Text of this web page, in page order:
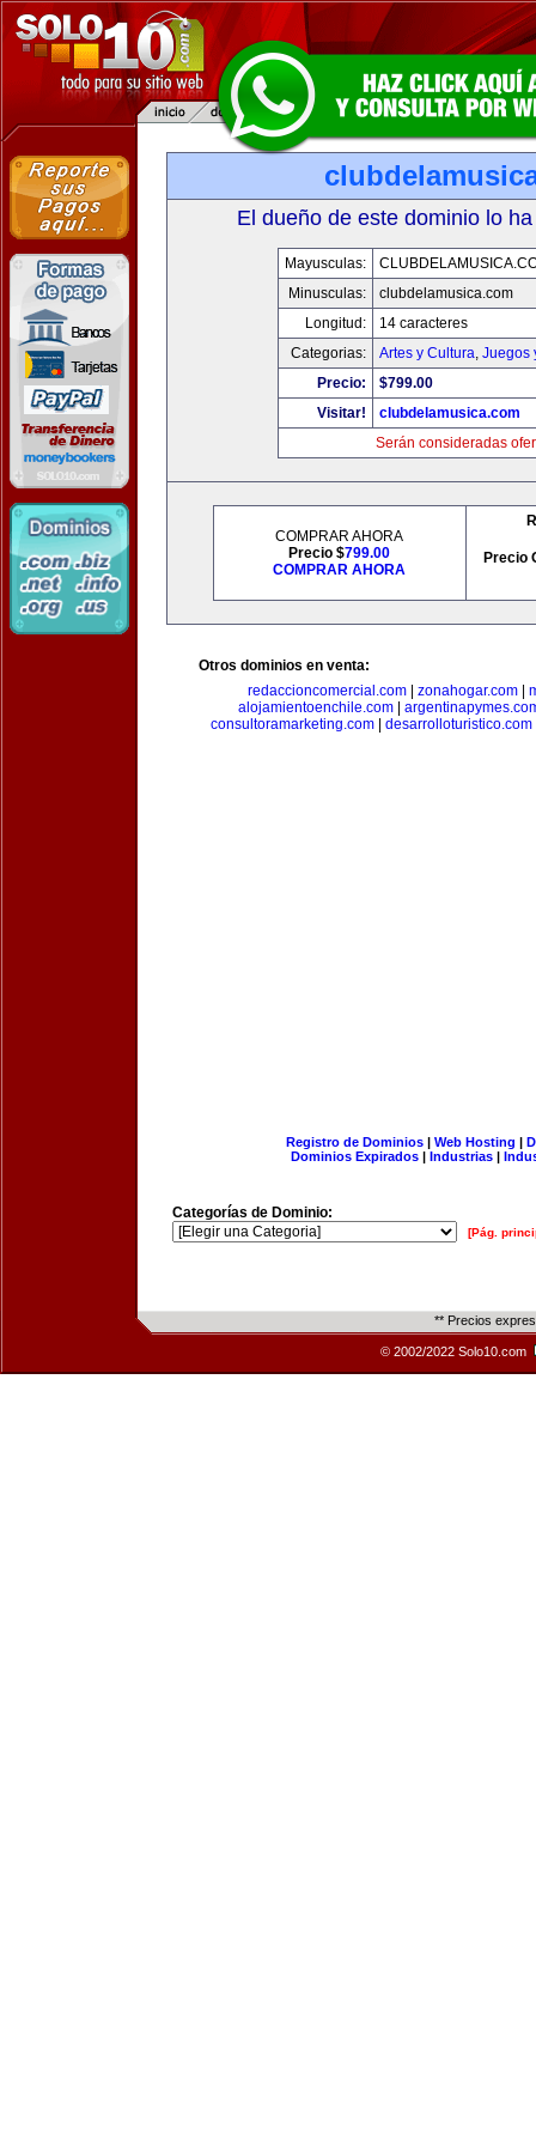
El dueño de este dominio lo
Mayusculas:
Minusculas:
clubdelamusica.com
Longitud:
14 caracteres
Categorias:
Artes y Cultura, Juegos
Precio:
$799.00
Visitar!
clubdelamusica.com
Serán consideradas
COMPRAR AHORA
Precio $799.00
COMPRAR AHORA
Precio
Otros dominios en venta:
redaccioncomercial.com
zonahogar.com
alojamientoenchile.com
consultoramarketing.com
desarrolloturistico.com
Registro de Dominios| Web Hosting |
Dominios Expirados | Industrias |
Categorías de Dominio:
[Pág.
** Precios
© 2002/2022 Solo10.com